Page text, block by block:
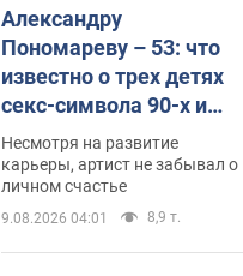
Александру
Пономареву – 53: что
известно о трех детях
секс-символа 90-х и
как они выглядят
Несмотря на развитие
карьеры, артист не забывал о
личном счастье
9.08.2026 04:01 8,9 т.